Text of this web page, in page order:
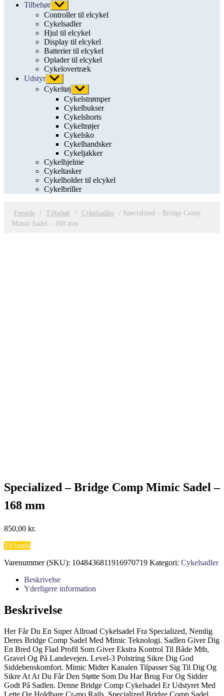
Tilbehør Vis
undermenu
Controller til elcykel
Cykelsadler
Hjul til elcykel
Display til elcykel
Batterier til elcykel
Oplader til elcykel
Cykelovertræk
Udstyr Vis
undermenu
Cykeltøj Vis
undermenu
Cykelstrømper
Cykelbukser
Cykelshorts
Cykeltrøjer
Cykelsko
Cykelhandsker
Cykeljakker
Cykelhjelme
Cykeltasker
Cykelholder til elcykel
Cykelbriller
Forside / Tilbehør / Cykelsadler / Specialized – Bridge Comp
Mimic Sadel – 168 mm
Specialized – Bridge Comp Mimic Sadel –
168 mm
850,00 kr.
Til butik
Varenummer (SKU): 1048436811916970719 Kategori: Cykelsadler
Beskrivelse
Yderligere information
Beskrivelse
Her Får Du En Super Allroad Cykelsadel Fra Specialized, Nemlig
Deres Bridge Comp Sadel Med Mimic Teknologi. Sadlen Giver Dig
En Bred Og Flad Profil Som Giver Ekstra Kontrol Til Både Mtb,
Gravel Og På Landevejen. Level-3 Polstring Sikre Dig God
Siddebenskomfort. Mimic Midter Kanalen Tilpasser Sig Til Dig Og
Sikre At At Du Får Den Støtte Som Du Har Brug For Og Sidder
Godt På Sadlen. Denne Bridge Comp Cykelsadel Er Udstyret Med
Lette Og Holdbare Cr-mo Rails. Specialized Bridge Comp Sadel